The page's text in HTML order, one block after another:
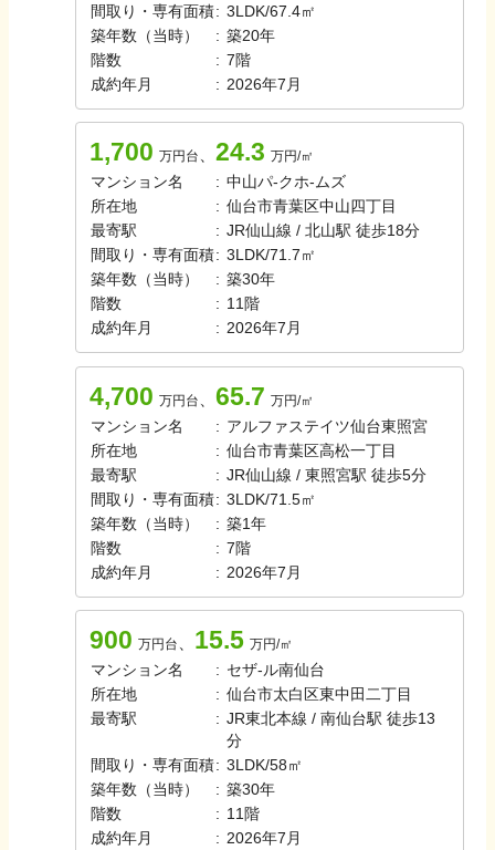
間取り・専有面積: 3LDK/67.4㎡
築年数（当時）
: 築20年
階数
: 7 階
成約年月
: 2026年7月
1,700 万円台 24.3 万円/㎡
マンション名 : 中山パ-クホ-ムズ
所在地
: 仙台市青葉区中山四丁目
最寄駅
: JR仙山線 / 北山駅 徒歩18分
間取り・専有面積: 3LDK/71.7㎡
築年数（当時）
: 築30年
階数
: 11階
成約年月
: 2026年7月
4,700 万円台 65.7 万円/㎡
マンション名 : アルファステイツ仙台東照宮
所在地
: 仙台市青葉区高松一丁目
最寄駅
: JR仙山線 / 東照宮駅 徒歩5分
間取り・専有面積: 3LDK/71.5㎡
築年数（当時）
: 築1 年
階数
: 7階
成約年月
: 2026年7月
900 万円台 15.5 万円/㎡
マンション名 : セザ-ル南仙台
所在地
: 仙台市太白区東中田二丁目
最寄駅
: JR東北本線 / 南仙台駅 徒歩13
分
間取り・専有面積: 3LDK/58㎡
築年数（当時）
: 築30年
階数
: 11 階
成約年月
: 2026年7月